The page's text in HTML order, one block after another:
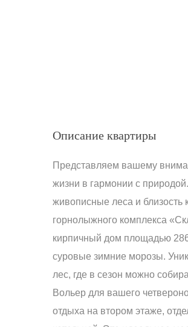
Описание квартиры
Представляем вашему
жизни в гармонии с
живописные леса и близость
горнолыжного комплекса
кирпичный дом площадью
суровые зимние морозы.
лес, где в сезон можно
Вольер для вашего
отдыха на втором этаже,